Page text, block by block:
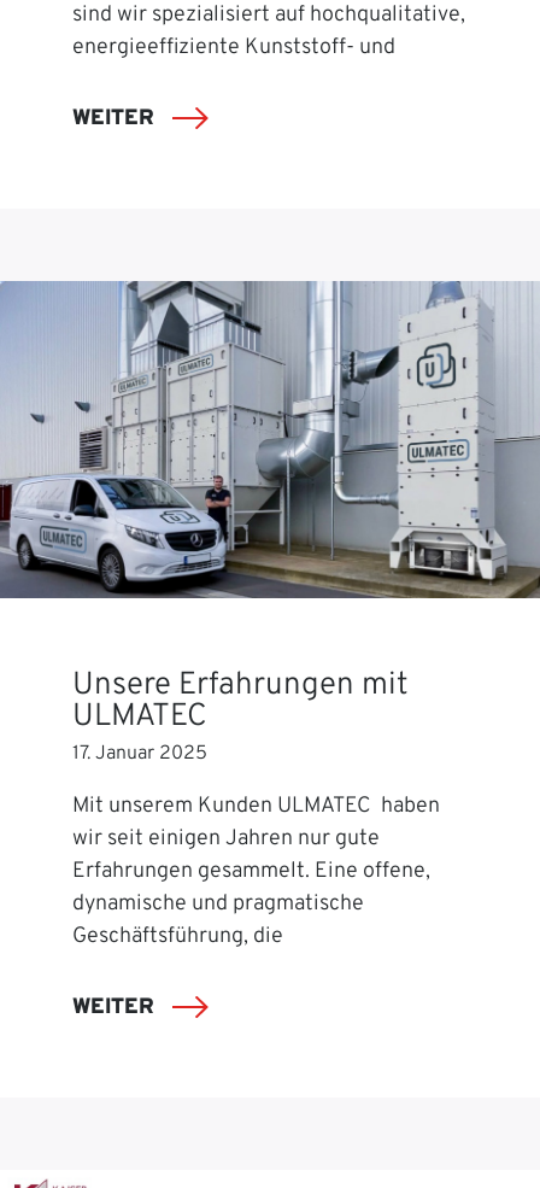
sind wir spezialisiert auf hochqualitative,
energieeffiziente Kunststoff- und
WEITER
Unsere Erfahrungen mit
ULMATEC
17. Januar 2025
Mit unserem Kunden ULMATEC haben
wir seit einigen Jahren nur gute
Erfahrungen gesammelt. Eine offene,
dynamische und pragmatische
Geschäftsführung, die
WEITER